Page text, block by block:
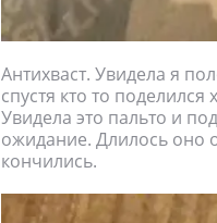
Антихваст. Увидела я
спустя кто то
Увидела это пальто и
ожидание. Длилось оно
кончились.